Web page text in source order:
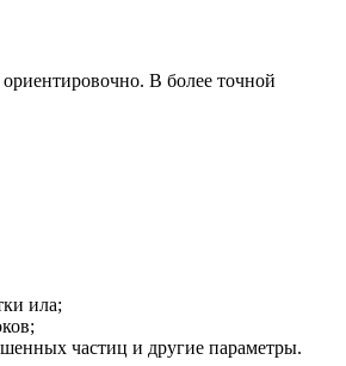
В более точной
ила;
частиц и другие параметры.